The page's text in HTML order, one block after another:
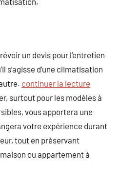
un devis pour l’entretien
s’agisse d’une climatisation
continuer la lecture
surtout pour les modèles à
vous apportera une
votre expérience durant
tout en préservant
ou appartement à